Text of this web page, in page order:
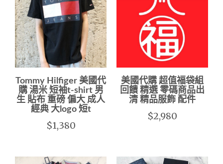
Tommy Hilfiger 美國代
購 湯米 短袖t-shirt 男
生 貼布 重磅 偏大 成人
經典 大logo 短t
$1,380
美國代購 超值福袋組
回饋 精選 零碼商品出
清 精品服飾 配件
$2,980